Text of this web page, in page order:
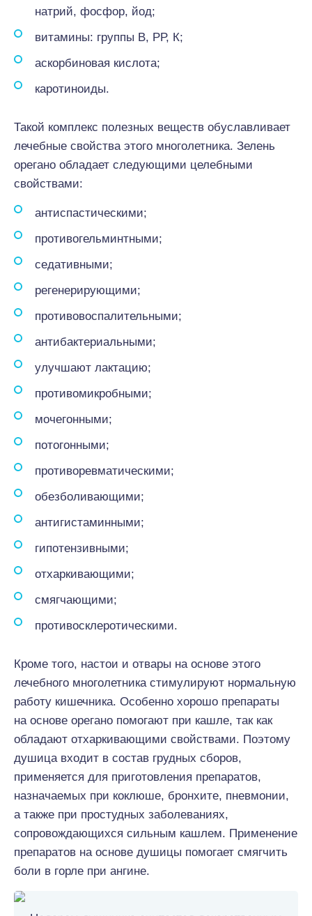
натрий, фосфор, йод;
витамины: группы В, РР, К;
аскорбиновая кислота;
каротиноиды.
Такой комплекс полезных веществ обуславливает
лечебные свойства этого многолетника. Зелень
орегано обладает следующими целебными
свойствами:
антиспастическими;
противогельминтными;
седативными;
регенерирующими;
противовоспалительными;
антибактериальными;
улучшают лактацию;
противомикробными;
мочегонными;
потогонными;
противоревматическими;
обезболивающими;
антигистаминными;
гипотензивными;
отхаркивающими;
смягчающими;
противосклеротическими.
Кроме того, настои и отвары на основе этого
лечебного многолетника стимулируют нормальную
работу кишечника. Особенно хорошо препараты
на основе орегано помогают при кашле, так как
обладают отхаркивающими свойствами. Поэтому
душица входит в состав грудных сборов,
применяется для приготовления препаратов,
назначаемых при коклюше, бронхите, пневмонии,
а также при простудных заболеваниях,
сопровождающихся сильным кашлем. Применение
препаратов на основе душицы помогает смягчить
боли в горле при ангине.